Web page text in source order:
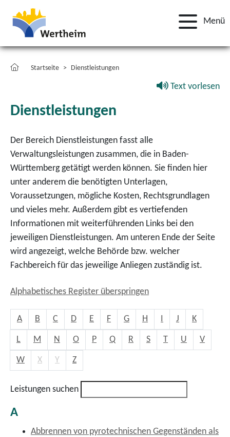
Menü
Startseite Dienstleistungen
Text vorlesen
Dienstleistungen
Der Bereich Dienstleistungen fasst alle
Verwaltungsleistungen zusammen, die in Baden-
Württemberg getätigt werden können. Sie finden hier
unter anderem die benötigten Unterlagen,
Voraussetzungen, mögliche Kosten, Rechtsgrundlagen
und vieles mehr. Außerdem gibt es vertiefenden
Informationen mit weiterführenden Links bei den
jeweiligen Dienstleistungen. Am unteren Ende der Seite
wird angezeigt, welche Behörde bzw. welcher
Fachbereich für das jeweilige Anliegen zuständig ist.
Alphabetisches Register überspringen
A B C D E F G H I J K
L M N O P Q R S T U V
W X Y Z
Leistungen suchen
A
Abbrennen von pyrotechnischen Gegenständen als